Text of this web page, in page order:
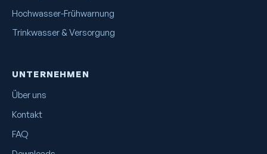
Hochwasser-Frühwarnung
Trinkwasser & Versorgung
UNTERNEHMEN
Über uns
Kontakt
FAQ